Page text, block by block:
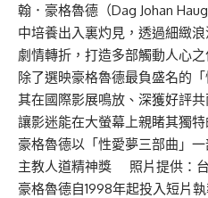
翰．豪格魯德（Dag Johan
中培養出入裏灼見，透過細緻
劇情轉折，打造多部觸動人心
除了選映豪格魯德最負盛名的
其在國際影展鳴放、深獲好評
讓影迷能在大螢幕上親睹其獨特
豪格魯德以「性愛夢三部曲」
主教人道精神獎 照片提供：
豪格魯德自1998年起投入短片